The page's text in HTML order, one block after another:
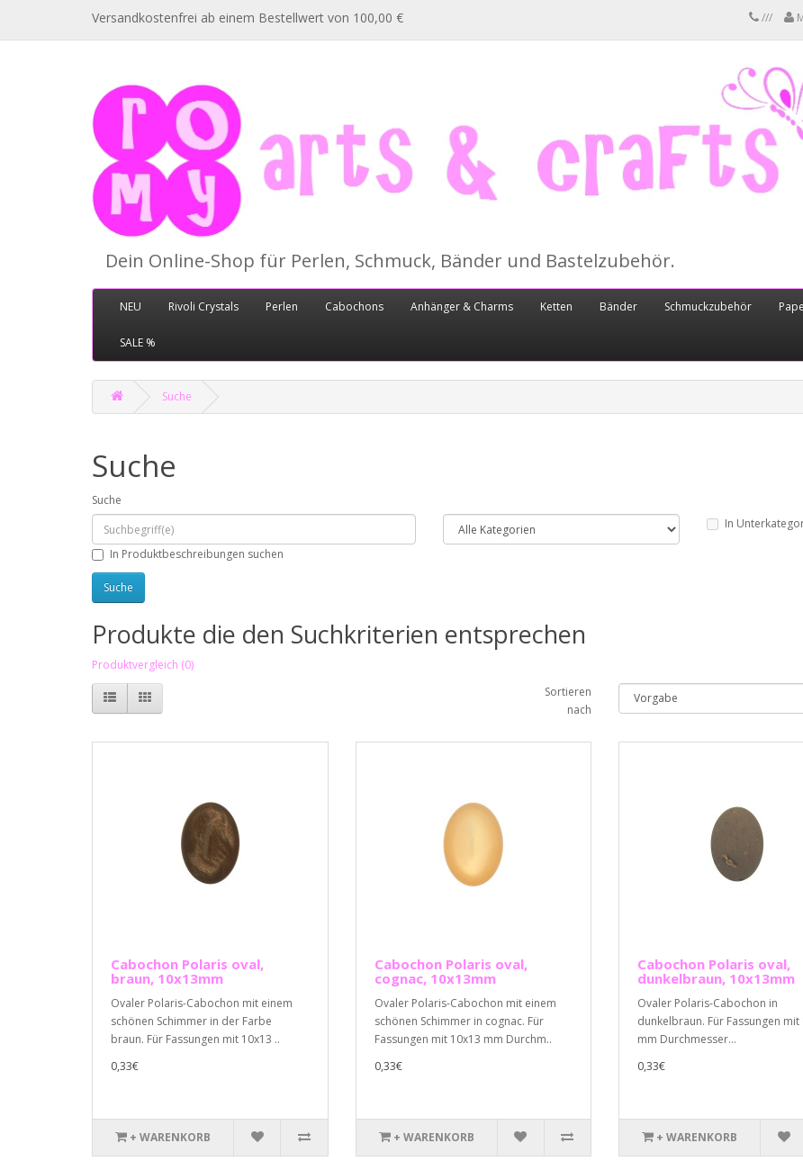
Versandkostenfrei ab einem Bestellwert von 100,00 € ///
Dein Online-Shop für Perlen, Schmuck, Bänder und Bastelzubehör.
NEU Rivoli Crystals Perlen Cabochons Anhänger & Charms Ketten Bänder Schmuckzubehör
SALE %
Suche
Suche
Suche
In
In Produktbeschreibungen suchen
Produkte die den Suchkriterien entsprechen
Produktvergleich (0)
Sortieren
nach
Cabochon Polaris oval,
braun, 10x13mm
Ovaler Polaris-Cabochon mit einem
schönen Schimmer in der Farbe
braun. Für Fassungen mit 10x13 ..
0,33€
+ WARENKORB
Cabochon Polaris oval,
cognac, 10x13mm
Ovaler Polaris-Cabochon mit einem
schönen Schimmer in cognac. Für
Fassungen mit 10x13 mm Durchm..
0,33€
+ WARENKORB
Cabochon Polaris oval,
dunkelbraun, 10x13mm
Ovaler Polaris-Cabochon in
dunkelbraun. Für Fassungen mit
mm Durchmesser...
0,33€
+ WARENKORB